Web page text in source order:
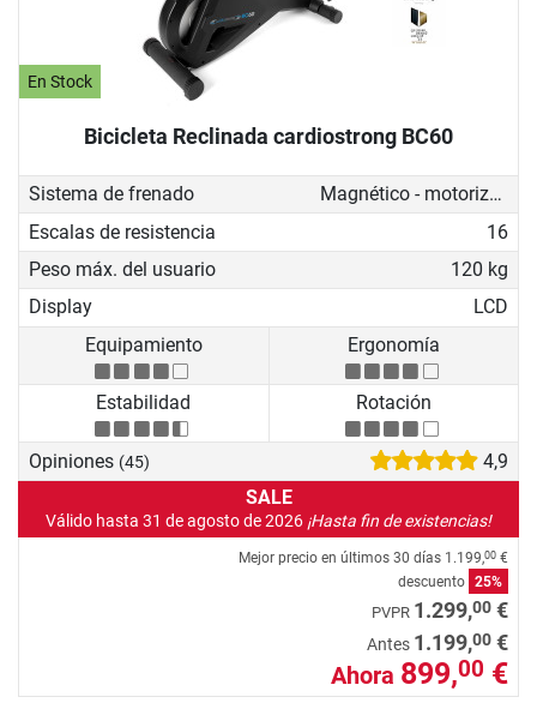
En Stock
Bicicleta Reclinada cardiostrong BC60
Sistema de frenado
Magnético - motorizado
Escalas de resistencia
16
Peso máx. del usuario
120 kg
Display
LCD
Equipamiento
Ergonomía
Estabilidad Rotación
Opiniones (45)
4,9
SALE
Válido hasta 31 de agosto de 2026 ¡Hasta fin de existencias!
Mejor precio en últimos 30 días 1.199,00 €
descuento 25%
PVPR 1.299,00 €
Antes 1.199,00 €
Ahora 899,00 €